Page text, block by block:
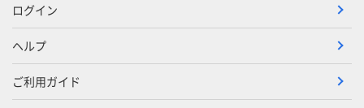
ログイン
ヘルプ
ご利用ガイド